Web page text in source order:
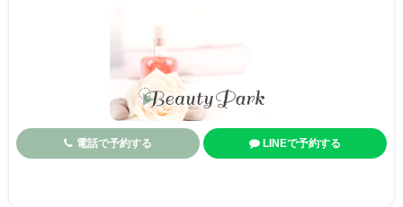
電話で予約する LINEで予約する